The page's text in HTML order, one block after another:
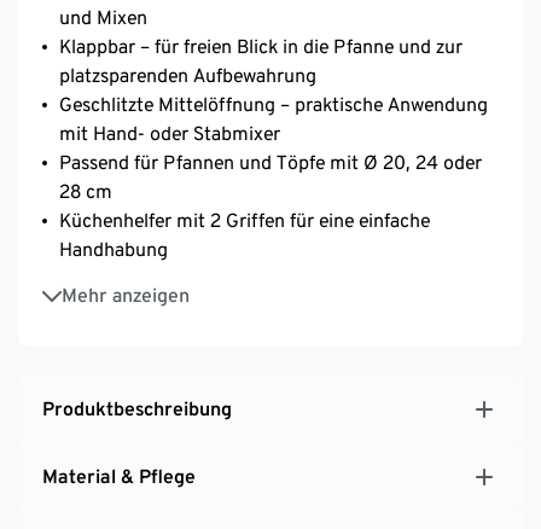
und Mixen
Klappbar – für freien Blick in die Pfanne und zur
platzsparenden Aufbewahrung
Geschlitzte Mittelöffnung – praktische Anwendung
mit Hand- oder Stabmixer
Passend für Pfannen und Töpfe mit Ø 20, 24 oder
28 cm
Küchenhelfer mit 2 Griffen für eine einfache
Handhabung
Mehr anzeigen
Ideal auch als Backunterlage für z.B. Pizza oder
Produktbeschreibung
Material & Pflege